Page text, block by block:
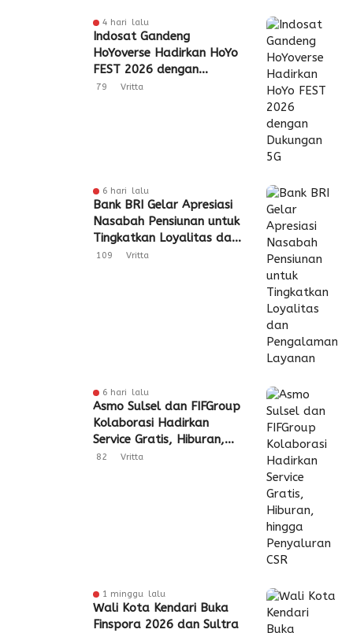
4 hari lalu
Indosat Gandeng
HoYoverse Hadirkan HoYo
FEST 2026 dengan
Dukungan 5G
79 Vritta
6 hari lalu
Bank BRI Gelar Apresiasi
Nasabah Pensiunan untuk
Tingkatkan Loyalitas dan
Pengalaman Layanan
109 Vritta
6 hari lalu
Asmo Sulsel dan FIFGroup
Kolaborasi Hadirkan
Service Gratis, Hiburan,
hingga Penyaluran CSR
82 Vritta
1 minggu lalu
Wali Kota Kendari Buka
Finspora 2026 dan Sultra